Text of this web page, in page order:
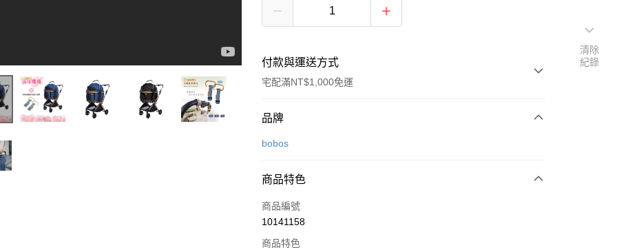
付款與運送方式
宅配滿NT$1,000免運
付款方式
信用卡一次付款
悠遊付
ATM付款
品牌
bobos
商品特色
商品編號
10141158
商品特色
清除
紀錄